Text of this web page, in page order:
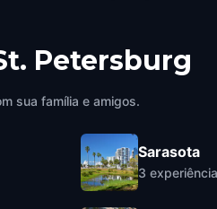
Petersburg
sua família e amigos.
Sarasota
3